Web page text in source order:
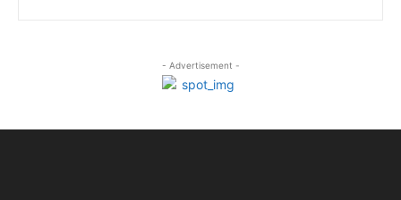
- Advertisement -